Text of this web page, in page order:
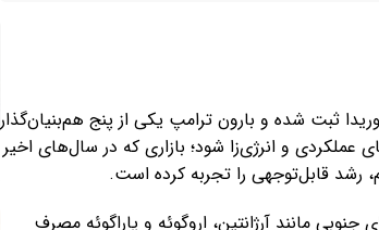
ثبت شده و بارون ترامپ یکی از پنج هم‌بنیان‌گذار
و انرژی‌زا شود؛ بازاری که در سال‌های اخیر
رشد قابل‌توجهی را تجربه کرده است.
مانند آرژانتین، اروگوئه و پاراگوئه مصرف